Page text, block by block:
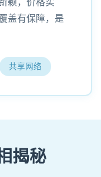
盖有保障，是
共享网络
揭秘